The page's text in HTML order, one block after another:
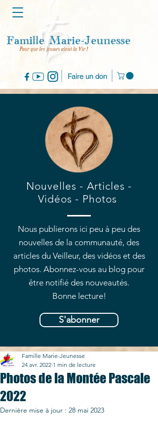
Faire un don
Nouvelles - Articles -
Vidéos - Photos
Nous publierons ici peu à peu des
nouvelles de la communauté, des
articles du Veilleur, des vidéos et des
photos. Abonnez-vous au blog pour
être notifié des nouveautés.
Bonne lecture!
S'abonner
Photos de la Montée Pascale
2022
Famille Marie-Jeunesse
24 avr. 2022 1 min de lecture
Dernière mise à jour : 28 mai 2023